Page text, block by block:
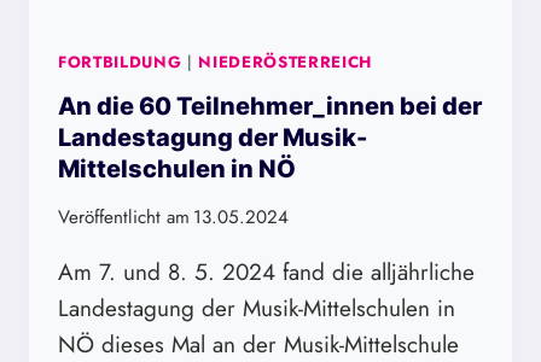
FORTBILDUNG | NIEDERÖSTERREICH
An die 60 Teilnehmer_innen bei der
Landestagung der Musik-
Mittelschulen in NÖ
Veröffentlicht am 13.05.2024
Am 7. und 8. 5. 2024 fand die alljährliche
Landestagung der Musik-Mittelschulen in
NÖ dieses Mal an der Musik-Mittelschule